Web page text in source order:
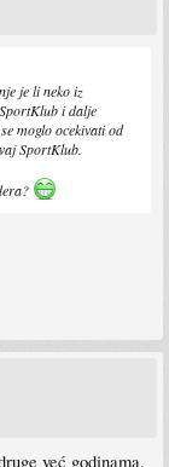
je li neko iz
i dalje
moglo ocekivati od
SportKlub.
već godinama.